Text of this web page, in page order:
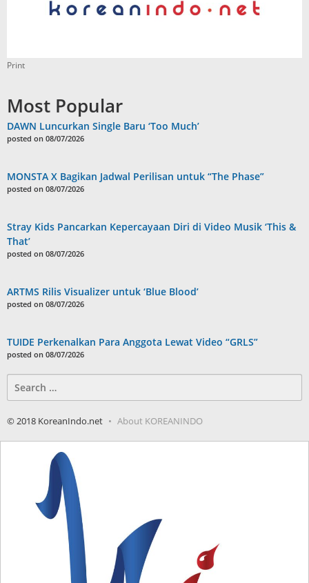
Print
Most Popular
DAWN Luncurkan Single Baru ‘Too Much’
posted on 08/07/2026
MONSTA X Bagikan Jadwal Perilisan untuk “The Phase”
posted on 08/07/2026
Stray Kids Pancarkan Kepercayaan Diri di Video Musik ‘This &
That’
posted on 08/07/2026
ARTMS Rilis Visualizer untuk ‘Blue Blood’
posted on 08/07/2026
TUIDE Perkenalkan Para Anggota Lewat Video “GRLS”
posted on 08/07/2026
for:
© 2018 KoreanIndo.net About KOREANINDO